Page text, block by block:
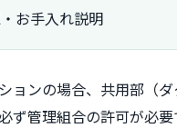
お手入れ説明
ョンの場合、共用部（
ず管理組合の許可が必要